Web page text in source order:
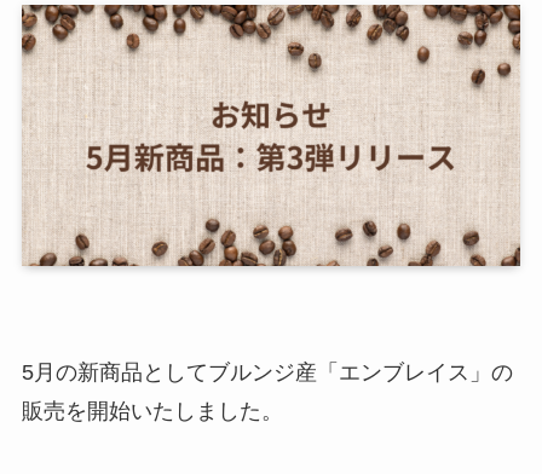
5月の新商品としてブルンジ産「エンブレイス」の
販売を開始いたしました。